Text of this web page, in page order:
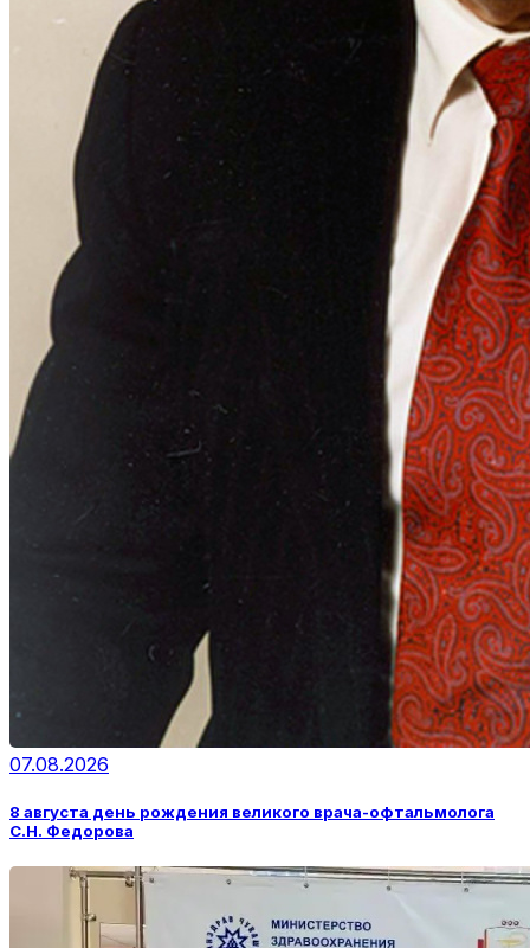
07.08.2026
8 августа день рождения великого врача-офтальмолога
С.Н. Федорова